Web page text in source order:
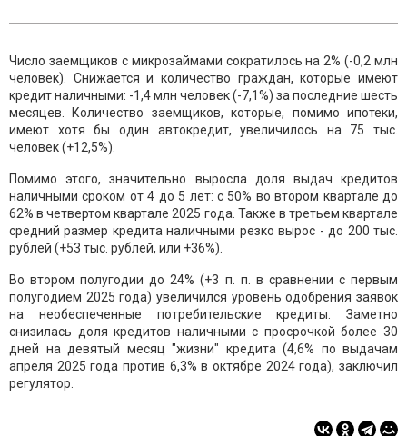
Число заемщиков с микрозаймами сократилось на 2% (-0,2 млн
человек). Снижается и количество граждан, которые имеют
кредит наличными: -1,4 млн человек (-7,1%) за последние шесть
месяцев. Количество заемщиков, которые, помимо ипотеки,
имеют хотя бы один автокредит, увеличилось на 75 тыс.
человек (+12,5%).
Помимо этого, значительно выросла доля выдач кредитов
наличными сроком от 4 до 5 лет: с 50% во втором квартале до
62% в четвертом квартале 2025 года. Также в третьем квартале
средний размер кредита наличными резко вырос - до 200 тыс.
рублей (+53 тыс. рублей, или +36%).
Во втором полугодии до 24% (+3 п. п. в сравнении с первым
полугодием 2025 года) увеличился уровень одобрения заявок
на необеспеченные потребительские кредиты. Заметно
снизилась доля кредитов наличными с просрочкой более 30
дней на девятый месяц "жизни" кредита (4,6% по выдачам
апреля 2025 года против 6,3% в октябре 2024 года), заключил
регулятор.